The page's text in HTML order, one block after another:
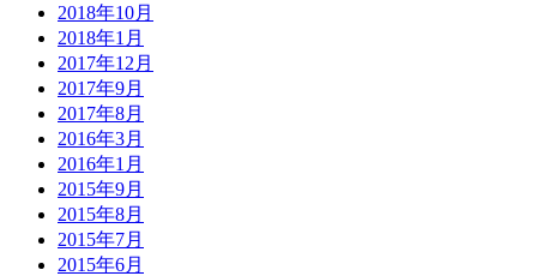
2018年10月
2018年1月
2017年12月
2017年9月
2017年8月
2016年3月
2016年1月
2015年9月
2015年8月
2015年7月
2015年6月